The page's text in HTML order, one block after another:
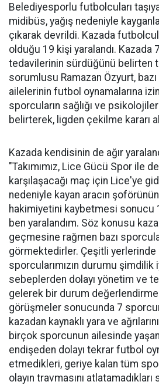
Belediyesporlu futbolcuları
midibüs, yağış nedeniyle
çıkarak devrildi. Kazada
olduğu 19 kişi yaralandı.
tedavilerinin sürdüğünü belirten
sorumlusu Ramazan Özyurt,
ailelerinin futbol oynamalarına
sporcuların sağlığı ve
belirterek, ligden çekilme kararı
Kazada kendisinin de ağır
"Takımımız, Lice Gücü Spor ile
karşılaşacağı maç için Lice'ye
nedeniyle kayan aracın
hakimiyetini kaybetmesi sonucu
ben yaralandım. Söz konusu
geçmesine rağmen bazı
görmektedirler. Çeşitli yerlerinde
sporcularımızın durumu şimdilik
sebeplerden dolayı yönetim ve
gelerek bir durum
görüşmeler sonucunda 7
kazadan kaynaklı yara ve
birçok sporcunun ailesinde
endişeden dolayı tekrar futbol
etmedikleri, geriye kalan tüm
olayın travmasını atlatamadıkları